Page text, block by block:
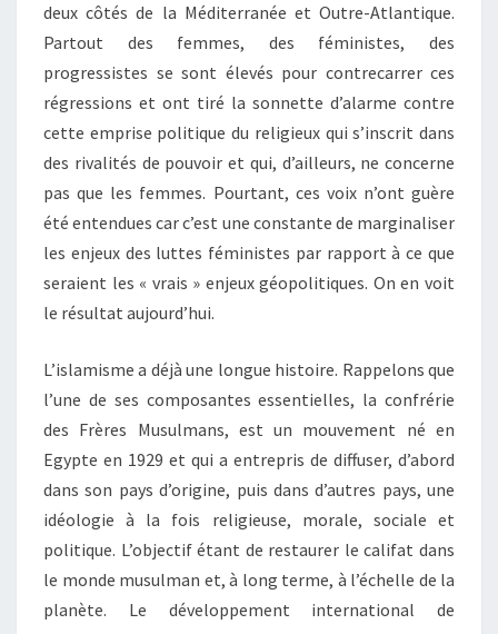
deux côtés de la Méditerranée et Outre-Atlantique.
Partout des femmes, des féministes, des
progressistes se sont élevés pour contrecarrer ces
régressions et ont tiré la sonnette d’alarme contre
cette emprise politique du religieux qui s’inscrit dans
des rivalités de pouvoir et qui, d’ailleurs, ne concerne
pas que les femmes. Pourtant, ces voix n’ont guère
été entendues car c’est une constante de marginaliser
les enjeux des luttes féministes par rapport à ce que
seraient les « vrais » enjeux géopolitiques. On en voit
le résultat aujourd’hui.
L’islamisme a déjà une longue histoire. Rappelons que
l’une de ses composantes essentielles, la confrérie
des Frères Musulmans, est un mouvement né en
Egypte en 1929 et qui a entrepris de diffuser, d’abord
dans son pays d’origine, puis dans d’autres pays, une
idéologie à la fois religieuse, morale, sociale et
politique. L’objectif étant de restaurer le califat dans
le monde musulman et, à long terme, à l’échelle de la
planète. Le développement international de